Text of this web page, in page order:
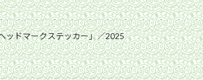
ッドマークステッカー」／2025